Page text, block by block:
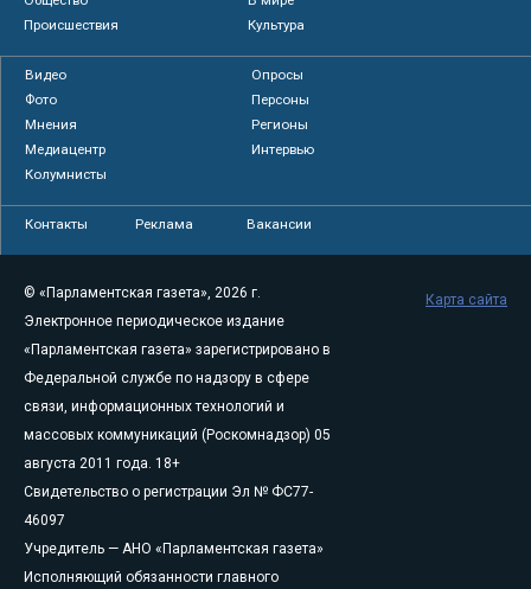
Происшествия
Культура
Видео
Опросы
Фото
Персоны
Мнения
Регионы
Медиацентр
Интервью
Колумнисты
Контакты Реклама Вакансии
© «Парламентская газета», 2026 г.
Электронное периодическое издание
«Парламентская газета» зарегистрировано в
Федеральной службе по надзору в сфере
связи, информационных технологий и
массовых коммуникаций (Роскомнадзор) 05
августа 2011 года. 18+
Свидетельство о регистрации Эл № ФС77-
46097
Учредитель — АНО «Парламентская газета»
Исполняющий обязанности главного
Карта сайта